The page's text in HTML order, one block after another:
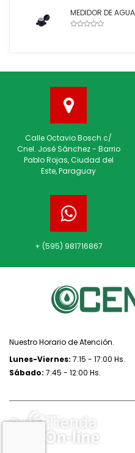
MEDIDOR DE
Calle Octavio Bosch c/
Cnel. José Sánchez - Barrio
Pablo Rojas, Ciudad del
Este, Paraguay
+ (595) 981716867
Nuestro Horario de Atención.
Lunes-Viernes: 7:15 - 17:00 Hs.
Sábado: 7:45 - 12:00 Hs.